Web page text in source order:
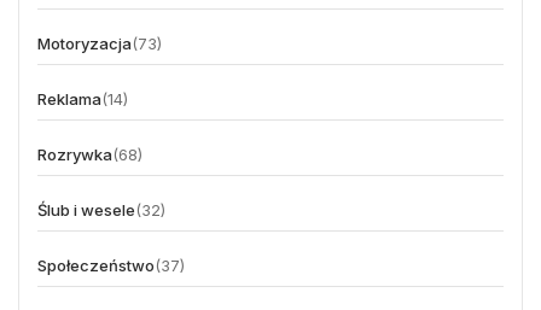
Motoryzacja(73)
Reklama(14)
Rozrywka(68)
Ślub i wesele(32)
Społeczeństwo(37)